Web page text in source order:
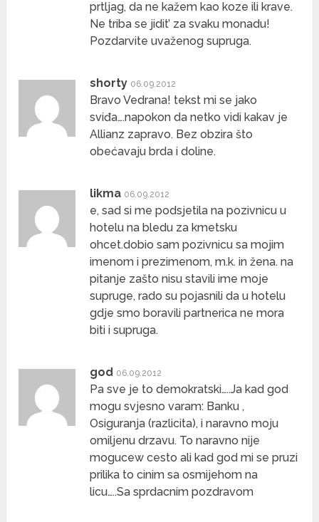
prtljag, da ne kažem kao koze ili krave.
Ne triba se jidit’ za svaku monadu!
Pozdarvite uvaženog supruga.
shorty 06.09.2012
Bravo Vedrana! tekst mi se jako
sviđa….napokon da netko vidi kakav je
Allianz zapravo. Bez obzira što
obećavaju brda i doline.
likma 06.09.2012
e, sad si me podsjetila na pozivnicu u
hotelu na bledu za kmetsku
ohcet.dobio sam pozivnicu sa mojim
imenom i prezimenom, m.k. in žena. na
pitanje zašto nisu stavili ime moje
supruge, rado su pojasnili da u hotelu
gdje smo boravili partnerica ne mora
biti i supruga.
god 06.09.2012
Pa sve je to demokratski…..Ja kad god
mogu svjesno varam: Banku ,
Osiguranja (razlicita), i naravno moju
omiljenu drzavu. To naravno nije
mogucew cesto ali kad god mi se pruzi
prilika to cinim sa osmijehom na
licu…..Sa sprdacnim pozdravom